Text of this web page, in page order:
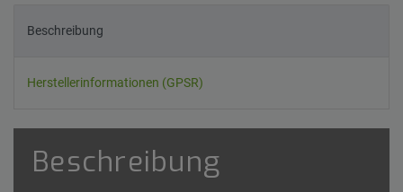
Beschreibung
Herstellerinformationen (GPSR)
Beschreibung